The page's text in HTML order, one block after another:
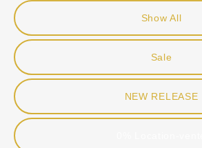
Show All
Sale
NEW RELEASE